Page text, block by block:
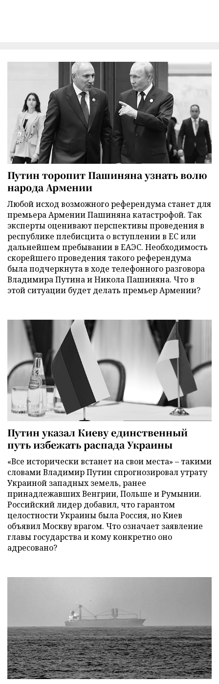
Путин торопит Пашиняна узнать волю
народа Армении
Любой исход возможного референдума станет для
премьера Армении Пашиняна катастрофой. Так
эксперты оценивают перспективы проведения в
республике плебисцита о вступлении в ЕС или
дальнейшем пребывании в ЕАЭС. Необходимость
скорейшего проведения такого референдума
была подчеркнута в ходе телефонного разговора
Владимира Путина и Никола Пашиняна. Что в
этой ситуации будет делать премьер Армении?
Путин указал Киеву единственный
путь избежать распада Украины
«Все исторически встанет на свои места» – такими
словами Владимир Путин спрогнозировал утрату
Украиной западных земель, ранее
принадлежавших Венгрии, Польше и Румынии.
Российский лидер добавил, что гарантом
целостности Украины была Россия, но Киев
объявил Москву врагом. Что означает заявление
главы государства и кому конкретно оно
адресовано?